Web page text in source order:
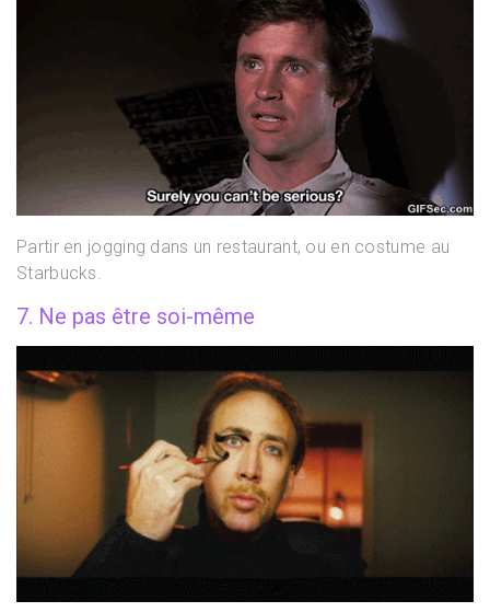
Partir en jogging dans un restaurant, ou en costume au
Starbucks.
7. Ne pas être soi-même